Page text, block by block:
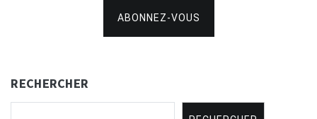
ABONNEZ-VOUS
RECHERCHER